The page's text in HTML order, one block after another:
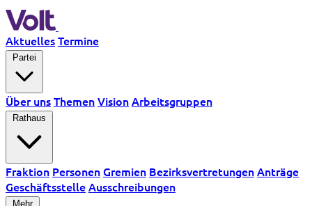
AktuellesTermine
Über unsThemenVisionArbeitsgruppen
Fraktion PersonenGremien BezirksvertretungenAnträge
GeschäftsstelleAusschreibungen
Mehr